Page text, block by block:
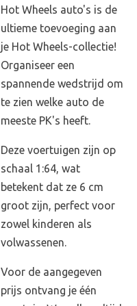
Hot Wheels auto's is de
ultieme toevoeging aan
je Hot Wheels-collectie!
Organiseer een
spannende wedstrijd om
te zien welke auto de
meeste PK's heeft.
Deze voertuigen zijn op
schaal 1:64, wat
betekent dat ze 6 cm
groot zijn, perfect voor
zowel kinderen als
volwassenen.
Voor de aangegeven
prijs ontvang je één